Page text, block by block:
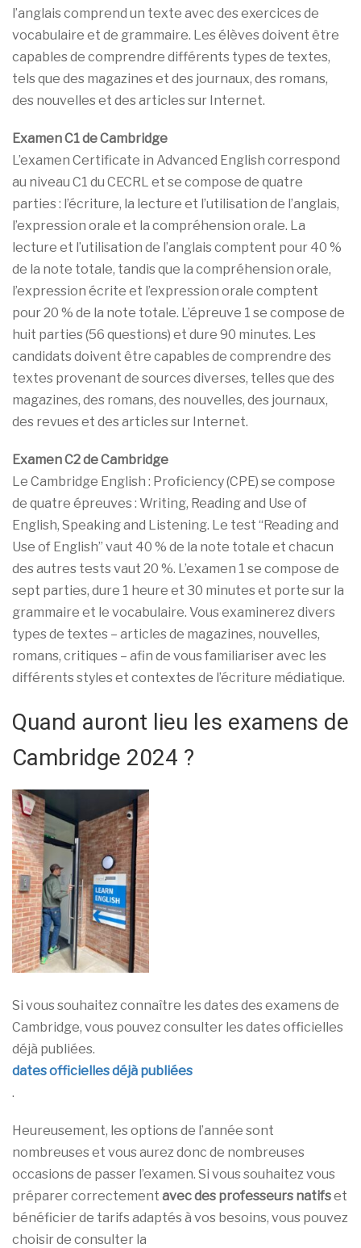
l’anglais comprend un texte avec des exercices de
vocabulaire et de grammaire. Les élèves doivent être
capables de comprendre différents types de textes,
tels que des magazines et des journaux, des romans,
des nouvelles et des articles sur Internet.
Examen C1 de Cambridge
L’examen Certificate in Advanced English correspond
au niveau C1 du CECRL et se compose de quatre
parties : l’écriture, la lecture et l’utilisation de l’anglais,
l’expression orale et la compréhension orale. La
lecture et l’utilisation de l’anglais comptent pour 40 %
de la note totale, tandis que la compréhension orale,
l’expression écrite et l’expression orale comptent
pour 20 % de la note totale. L’épreuve 1 se compose de
huit parties (56 questions) et dure 90 minutes. Les
candidats doivent être capables de comprendre des
textes provenant de sources diverses, telles que des
magazines, des romans, des nouvelles, des journaux,
des revues et des articles sur Internet.
Examen C2 de Cambridge
Le Cambridge English : Proficiency (CPE) se compose
de quatre épreuves : Writing, Reading and Use of
English, Speaking and Listening. Le test “Reading and
Use of English” vaut 40 % de la note totale et chacun
des autres tests vaut 20 %. L’examen 1 se compose de
sept parties, dure 1 heure et 30 minutes et porte sur la
grammaire et le vocabulaire. Vous examinerez divers
types de textes – articles de magazines, nouvelles,
romans, critiques – afin de vous familiariser avec les
différents styles et contextes de l’écriture médiatique.
Quand auront lieu les examens de
Cambridge 2024 ?
Si vous souhaitez connaître les dates des examens de
Cambridge, vous pouvez consulter les dates officielles
déjà publiées.
dates officielles déjà publiées
.
Heureusement, les options de l’année sont
nombreuses et vous aurez donc de nombreuses
occasions de passer l’examen. Si vous souhaitez vous
préparer correctement avec des professeurs natifset
bénéficier de tarifs adaptés à vos besoins, vous pouvez
choisir de consulter la